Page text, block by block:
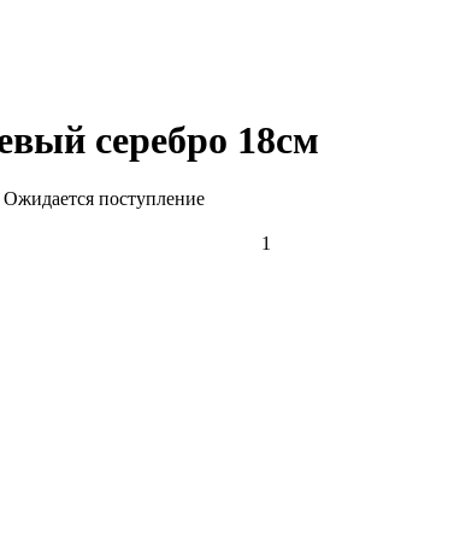
серебро 18см
Ожидается поступление